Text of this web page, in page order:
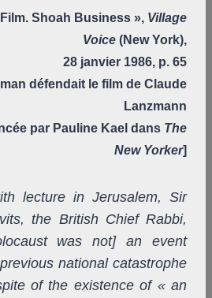
Shoah Business », Village
Voice (New York),
28 janvier 1986, p. 65
défendait le film de Claude
Lanzmann
par Pauline Kael dans The
New Yorker]
lecture in Jerusalem, Sir
the British Chief Rabbi,
was not] an event
national catastrophe
of the existence of « an